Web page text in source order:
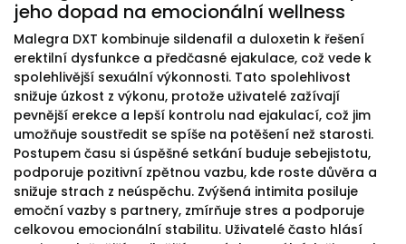
jeho dopad na emocionální wellness
Malegra DXT kombinuje sildenafil a duloxetin k řešení
erektilní dysfunkce a předčasné ejakulace, což vede k
spolehlivější sexuální výkonnosti. Tato spolehlivost
snižuje úzkost z výkonu, protože uživatelé zažívají
pevnější erekce a lepší kontrolu nad ejakulací, což jim
umožňuje soustředit se spíše na potěšení než starosti.
Postupem času si úspěšné setkání buduje sebejistotu,
podporuje pozitivní zpětnou vazbu, kde roste důvěra a
snižuje strach z neúspěchu. Zvýšená intimita posiluje
emoční vazby s partnery, zmírňuje stres a podporuje
celkovou emocionální stabilitu. Uživatelé často hlásí